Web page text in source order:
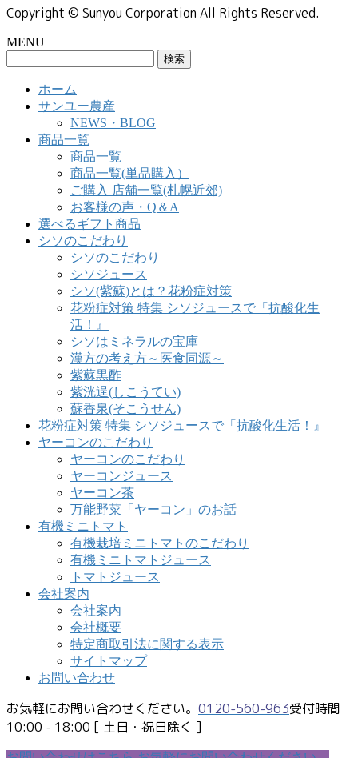
Copyright © Sunyou Corporation All Rights Reserved.
MENU
ホーム
サンユー農産
NEWS・BLOG
商品一覧
商品一覧
商品一覧(単品購入）
ご購入 店舗一覧(札幌近郊)
お客様の声・Q＆A
選べるギフト商品
シソのこだわり
シソのこだわり
シソジュース
シソ(紫蘇)とは？花粉症対策
花粉症対策 特集 シソジュースで「抗酸化生
活！』
シソはミネラルの宝庫
漢方の考え方～医食同源～
紫蘇黒酢
紫洸逞(しこうてい)
蘇香泉(そこうせん)
花粉症対策 特集 シソジュースで「抗酸化生活！』
ヤーコンのこだわり
ヤーコンのこだわり
ヤーコンジュース
ヤーコン茶
万能野菜「ヤーコン」のお話
有機ミニトマト
有機栽培ミニトマトのこだわり
有機ミニトマトジュース
トマトジュース
会社案内
会社案内
会社概要
特定商取引法に関する表示
サイトマップ
お問い合わせ
お気軽にお問い合わせください。 0120-560-963受付時間
10:00 - 18:00 [ 土日・祝日除く ]